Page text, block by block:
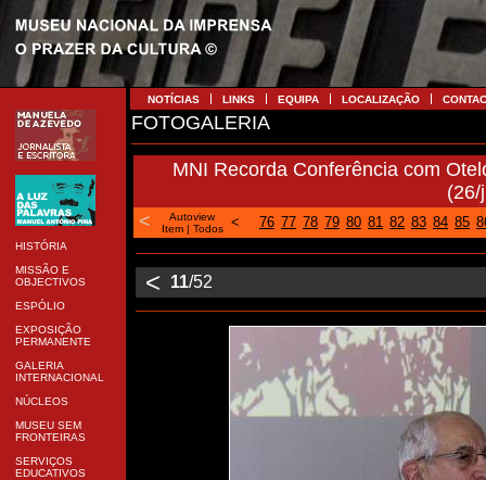
HISTÓRIA
MISSÃO E
OBJECTIVOS
ESPÓLIO
EXPOSIÇÃO
PERMANENTE
GALERIA
INTERNACIONAL
NÚCLEOS
MUSEU SEM
FRONTEIRAS
SERVIÇOS
EDUCATIVOS
NOTÍCIAS LINKS EQUIPA LOCALIZAÇÃO
FOTOGALERIA
MNI Recorda Conferência com
(26/
<
Autoview
Item| Todos < 76 77 78 79 80 81 82 83 84 85
< 11/52